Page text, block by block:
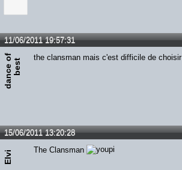
11/06/2011 19:57:31
d
a
n
c
e
o
f
b
e
s t
the clansman mais c'est difficile de choisir
15/06/2011 13:20:28
Elvi The Clansman